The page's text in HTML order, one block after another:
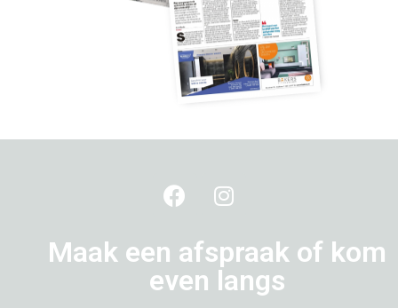
Maak een afspraak of kom
even langs